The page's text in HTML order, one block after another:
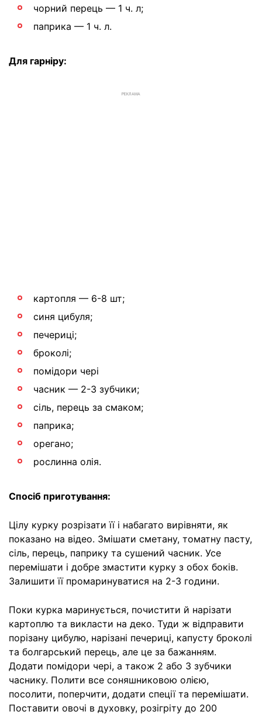
чорний перець — 1 ч. л;
паприка — 1 ч. л.
Для гарніру:
РЕКЛАМА
картопля — 6-8 шт;
синя цибуля;
печериці;
броколі;
помідори чері
часник — 2-3 зубчики;
сіль, перець за смаком;
паприка;
орегано;
рослинна олія.
Спосіб приготування:
Цілу курку розрізати її і набагато вирівняти, як
показано на відео. Змішати сметану, томатну пасту,
сіль, перець, паприку та сушений часник. Усе
перемішати і добре змастити курку з обох боків.
Залишити її промаринуватися на 2-3 години.
Поки курка маринується, почистити й нарізати
картоплю та викласти на деко. Туди ж відправити
порізану цибулю, нарізані печериці, капусту броколі
та болгарський перець, але це за бажанням.
Додати помідори чері, а також 2 або 3 зубчики
часнику. Полити все соняшниковою олією,
посолити, поперчити, додати спеції та перемішати.
Поставити овочі в духовку, розігріту до 200